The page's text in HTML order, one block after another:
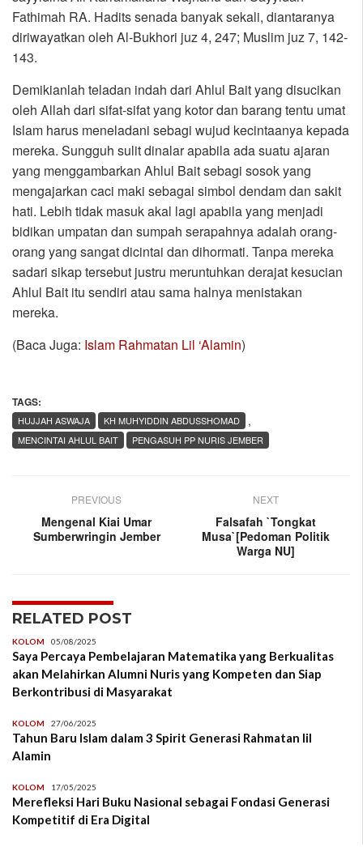
Fathimah RA. Hadits senada banyak sekali, diantaranya
diriwayatkan oleh Al-Bukhori juz 4, 247; Muslim juz 7, 142-
143.
Demikianlah teladan indah dari Ahlul Bait yang disucikan
oleh Allah dari sifat-sifat yang kotor dan barang tentu umat
Islam harus meneladani sebagi wujud kecintaanya kepada
mereka. Sungguh sulit dinalar apabila ada suatu ajaran
yang menggambarkan Ahlul Bait sebagi sosok yang
mengajarkan caci maki sebagai simbol dendam dan sakit
hati. Lebih tidak masuk akal lagi apabila yang menjadi
bidikan umpatan dan sumpah serapahnya adalah orang-
orang yang sangat dicintai dan dihormati. Tanpa mereka
sadari sikap tersebut justru meruntuhkan derajat kesucian
Ahlul Bait itu sendiri atau sama halnya menistakan
mereka.
(Baca Juga: Islam Rahmatan Lil ‘Alamin)
TAGS:
,
HUJJAH ASWAJA
KH MUHYIDDIN ABDUSSHOMAD
MENCINTAI AHLUL BAIT
PENGASUH PP NURIS JEMBER
PREVIOUS
Mengenal Kiai Umar
Sumberwringin Jember
NEXT
Falsafah `Tongkat
Musa`[Pedoman Politik
Warga NU]
RELATED POST
KOLOM 05/08/2025
Saya Percaya Pembelajaran Matematika yang Berkualitas
akan Melahirkan Alumni Nuris yang Kompeten dan Siap
Berkontribusi di Masyarakat
KOLOM 27/06/2025
Tahun Baru Islam dalam 3 Spirit Generasi Rahmatan lil
Alamin
KOLOM 17/05/2025
Merefleksi Hari Buku Nasional sebagai Fondasi Generasi
Kompetitif di Era Digital